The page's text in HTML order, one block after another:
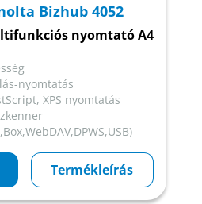
Bizhub 4052
nyomtató A4
nyomtatás
XPS nyomtatás
Termékleírás